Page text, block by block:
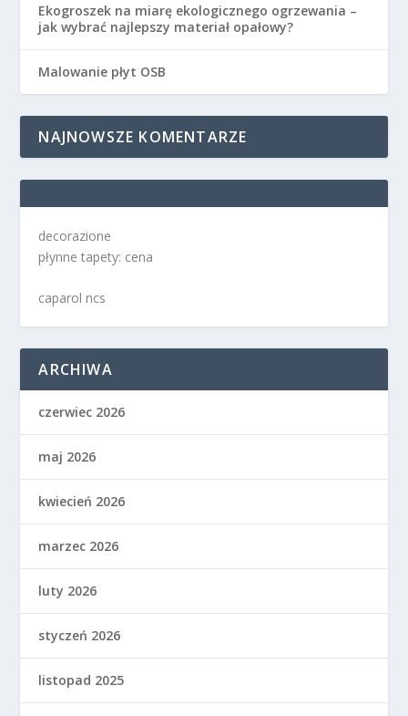
Ekogroszek na miarę ekologicznego ogrzewania –
jak wybrać najlepszy materiał opałowy?
Malowanie płyt OSB
NAJNOWSZE KOMENTARZE
decorazione
płynne tapety: cena
caparol ncs
ARCHIWA
czerwiec 2026
maj 2026
kwiecień 2026
marzec 2026
luty 2026
styczeń 2026
listopad 2025